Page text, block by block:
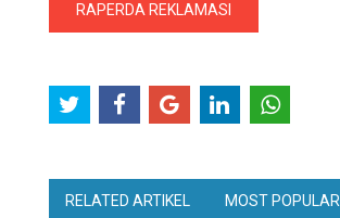
RAPERDA REKLAMASI
RELATED ARTIKEL MOST POPULAR